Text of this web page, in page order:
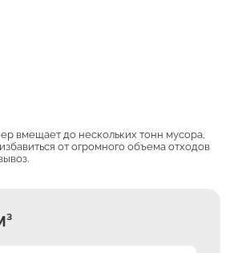
вмещает до нескольких тонн мусора,
от огромного объема отходов